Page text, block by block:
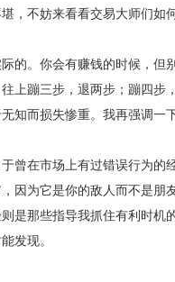
，不妨来看看交易大师们如
。你会有赚钱的时候，但
上蹦三步，退两步；蹦四步
知而损失惨重。我再强调一
曾在市场上有过错误行为的
因为它是你的敌人而不是朋
是那些指导我抓住有利时机
发现。